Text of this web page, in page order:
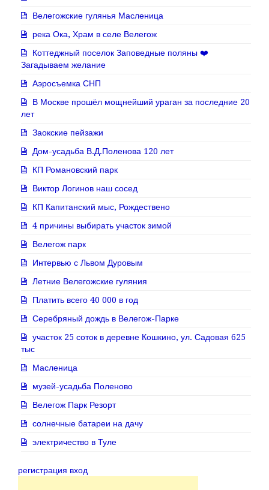
Велегожские гулянья Масленица
река Ока, Храм в селе Велегож
Коттеджный поселок Заповедные поляны ❤️
Загадываем желание
Аэросъемка СНП
В Москве прошёл мощнейший ураган за последние 20
лет
Заокские пейзажи
Дом-усадьба В.Д.Поленова 120 лет
КП Романовский парк
Виктор Логинов наш сосед
КП Капитанский мыс, Рождествено
4 причины выбирать участок зимой
Велегож парк
Интервью с Львом Дуровым
Летние Велегожские гуляния
Платить всего 40 000 в год
Серебряный дождь в Велегож-Парке
участок 25 соток в деревне Кошкино, ул. Садовая 625
тыс
Масленица
музей-усадьба Поленово
Велегож Парк Резорт
солнечные батареи на дачу
электричество в Туле
регистрация вход